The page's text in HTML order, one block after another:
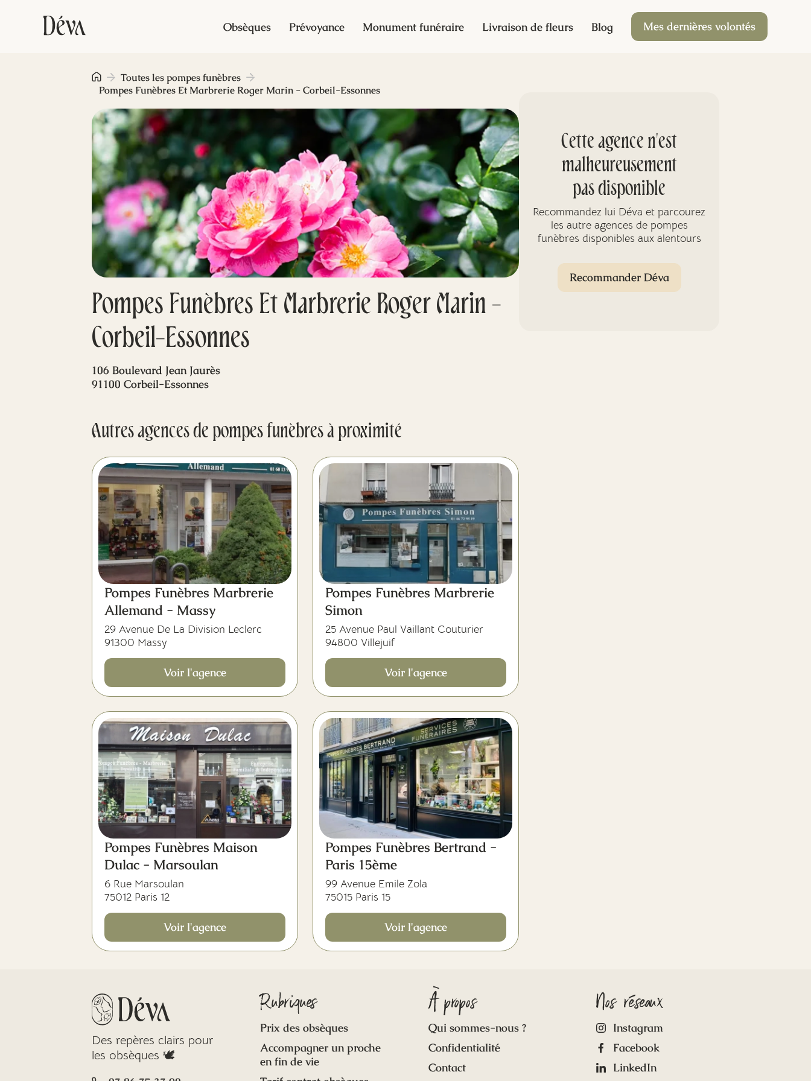
Obsèques Prévoyance Monument funéraire Livraison de fleurs Blog Mes dernières volontés
Pompes Funèbres Et Marbrerie Roger Marin -
Corbeil-Essonnes
Toutes les pompes funèbres
Pompes Funèbres Et Marbrerie Roger Marin - Corbeil-Essonnes
106 Boulevard Jean Jaurès
91100 Corbeil-Essonnes
Autres agences de pompes funèbres à proximité
Pompes Funèbres Marbrerie
Allemand - Massy
29 Avenue De La Division Leclerc
91300 Massy
Voir l'agence
Pompes Funèbres Marbrerie
Simon
25 Avenue Paul Vaillant Couturier
94800 Villejuif
Voir l'agence
Pompes Funèbres Maison
Dulac - Marsoulan
6 Rue Marsoulan
75012 Paris 12
Voir l'agence
Pompes Funèbres Bertrand -
Paris 15ème
99 Avenue Emile Zola
75015 Paris 15
Voir l'agence
Cette agence n'est
malheureusement
pas disponible
Recommandez lui Déva et parcourez
les autre agences de pompes
funèbres disponibles aux alentours
Recommander Déva
Des repères clairs pour
les obsèques 🕊️
Rubriques
Prix des obsèques
Accompagner un proche
en fin de vie
À propos
Qui sommes-nous ?
Confidentialité
Contact
Nos réseaux
Instagram
Facebook
LinkedIn